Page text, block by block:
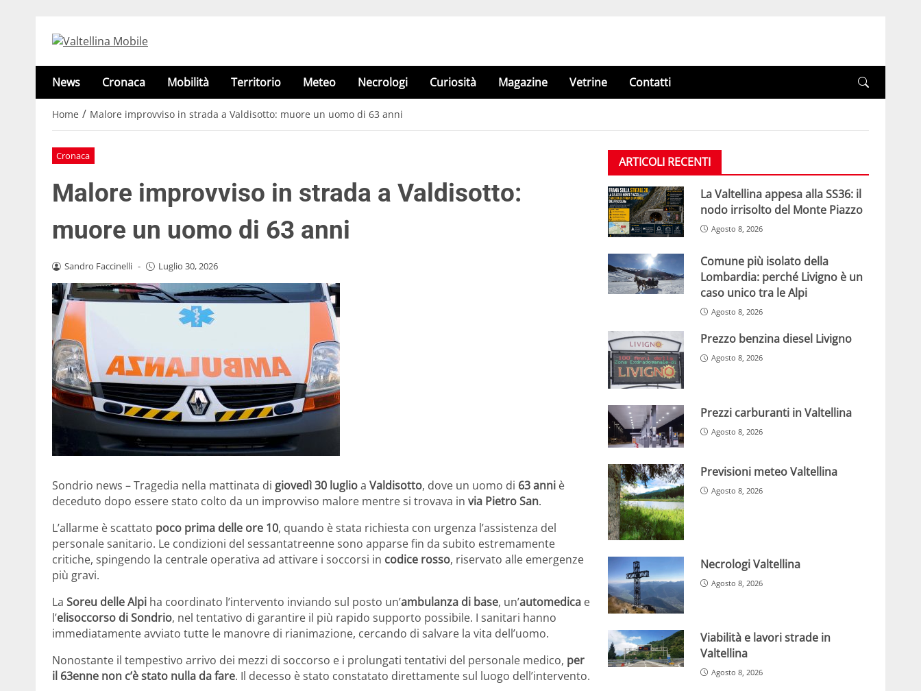
News Cronaca Mobilità Territorio Meteo Necrologi Curiosità Magazine Vetrine Contatti
Home / Malore improvviso in strada a Valdisotto: muore un uomo di 63 anni
Cronaca
Malore improvviso in strada a Valdisotto:
muore un uomo di 63 anni
Sandro Faccinelli - Luglio 30, 2026
Sondrio news – Tragedia nella mattinata di giovedì 30 luglioa Valdisotto, dove un uomo di 63 anni è
deceduto dopo essere stato colto da un improvviso malore mentre si trovava in via Pietro San.
L’allarme è scattato poco prima delle ore 10, quando è stata richiesta con urgenza l’assistenza del
personale sanitario. Le condizioni del sessantatreenne sono apparse fin da subito estremamente
critiche, spingendo la centrale operativa ad attivare i soccorsi in codice rosso, riservato alle emergenze
più gravi.
La Soreu delle Alpi ha coordinato l’intervento inviando sul posto un’ambulanza di base, un’automedica e
l’elisoccorso di Sondrio, nel tentativo di garantire il più rapido supporto possibile. I sanitari hanno
immediatamente avviato tutte le manovre di rianimazione, cercando di salvare la vita dell’uomo.
Nonostante il tempestivo arrivo dei mezzi di soccorso e i prolungati tentativi del personale medico, per
il 63enne non c’è stato nulla da fare. Il decesso è stato constatato direttamente sul luogo dell’intervento.
ARTICOLI RECENTI
La Valtellina appesa alla SS36: il
nodo irrisolto del Monte Piazzo
Agosto 8, 2026
Comune più isolato della
Lombardia: perché Livigno è un
caso unico tra le Alpi
Agosto 8, 2026
Prezzo benzina diesel Livigno
Agosto 8, 2026
Prezzi carburanti in Valtellina
Agosto 8, 2026
Previsioni meteo Valtellina
Agosto 8, 2026
Necrologi Valtellina
Agosto 8, 2026
Viabilità e lavori strade in
Valtellina
Agosto 8, 2026